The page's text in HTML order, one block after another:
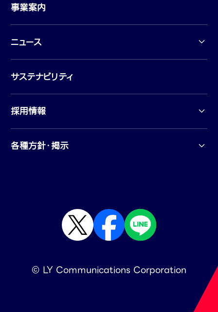
事業案内
ニュース
サステナビリティ
採用情報
各種方針・掲示
© LY Communications Corporation